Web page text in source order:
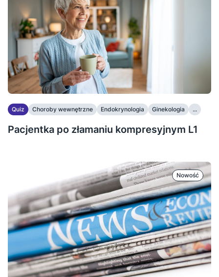
Quiz Choroby wewnętrzne Endokrynologia Ginekologia ...
Pacjentka po złamaniu kompresyjnym L1
Nowość